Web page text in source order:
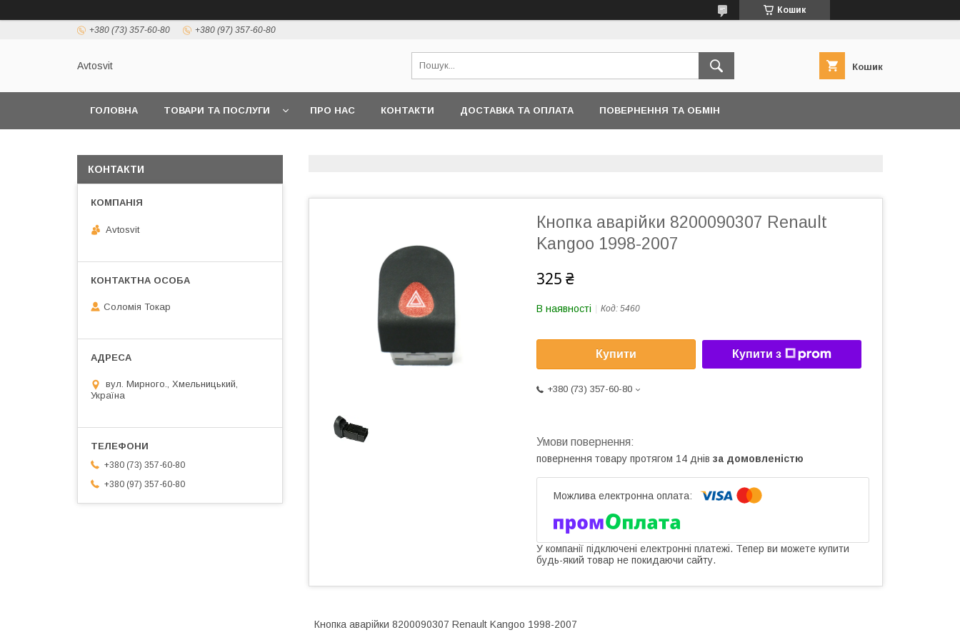
Кошик
+380 (73) 357-60-80 +380 (97) 357-60-80
Avtosvit Кошик
ГОЛОВНА ТОВАРИ ТА ПОСЛУГИ ПРО НАС КОНТАКТИ ДОСТАВКА ТА ОПЛАТА ПОВЕРНЕННЯ ТА ОБМІН
Кнопка аварійки 8200090307 Renault
Kangoo 1998-2007
325 ₴
В наявності Код: 5460
Купити Купити з
+380 (73) 357-60-80
повернення товару протягом 14 днів за домовленістю
У компанії підключені електронні платежі. Тепер ви можете купити
будь-який товар не покидаючи сайту.
Кнопка аварійки 8200090307 Renault Kangoo 1998-2007
КОНТАКТИ
Avtosvit
Соломія Токар
вул. Мирного., Хмельницький,
Україна
+380 (73) 357-60-80
+380 (97) 357-60-80